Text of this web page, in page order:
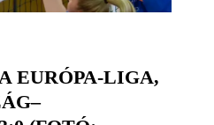
EURÓPA-LIGA,